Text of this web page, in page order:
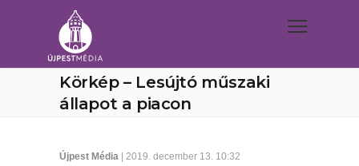
Körkép – Lesújtó műszaki
állapot a piacon
Újpest Média | 2019. december 13. 10:32